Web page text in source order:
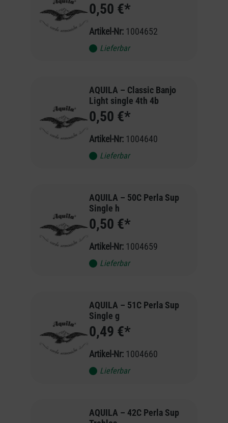
0,50 €*
Artikel-Nr: 1004652
Lieferbar
AQUILA – Classic Banjo
Light single 4th 4b
0,50 €*
Artikel-Nr: 1004640
Lieferbar
AQUILA – 50C Perla Sup
Single h
0,50 €*
Artikel-Nr: 1004659
Lieferbar
AQUILA – 51C Perla Sup
Single g
0,49 €*
Artikel-Nr: 1004660
Lieferbar
AQUILA – 42C Perla Sup